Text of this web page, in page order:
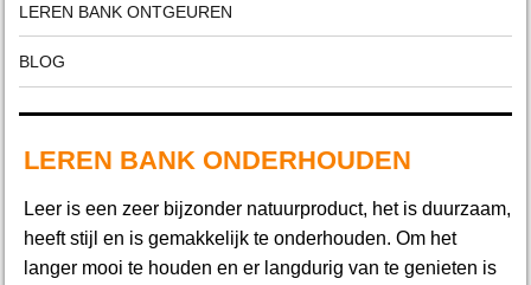
LEREN BANK ONTGEUREN
BLOG
LEREN BANK ONDERHOUDEN
Leer is een zeer bijzonder natuurproduct, het is duurzaam,
heeft stijl en is gemakkelijk te onderhouden. Om het
langer mooi te houden en er langdurig van te genieten is